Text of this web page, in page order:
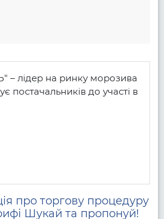
– лідер на ринку морозива
постачальників до участі в
про торгову процедуру
Шукай та пропонуй!